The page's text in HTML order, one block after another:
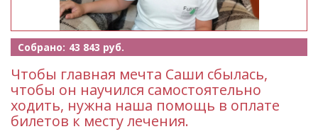
Собрано: 43 843 руб.
Чтобы главная мечта Саши сбылась,
чтобы он научился самостоятельно
ходить, нужна наша помощь в оплате
билетов к месту лечения.